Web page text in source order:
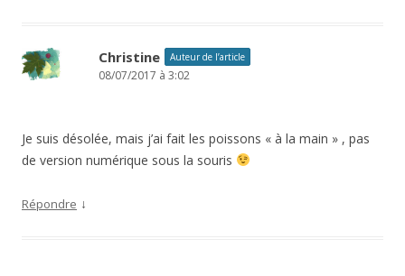
Christine Auteur de l’article
08/07/2017 à 3:02
Je suis désolée, mais j’ai fait les poissons « à la main » , pas
de version numérique sous la souris
Répondre ↓